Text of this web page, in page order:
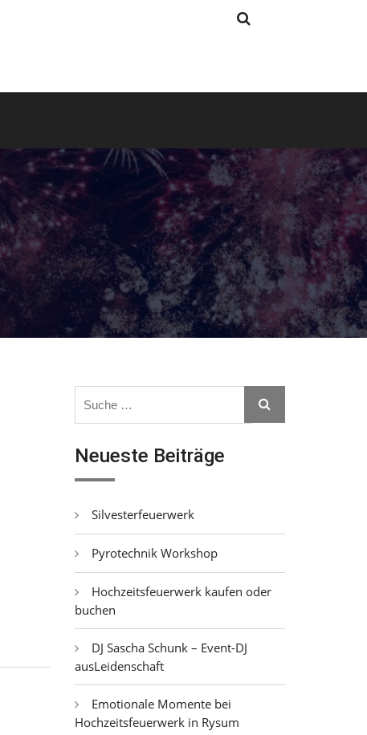
Search
for:
Search
Neueste Beiträge
Silvesterfeuerwerk
Pyrotechnik Workshop
Hochzeitsfeuerwerk kaufen oder
buchen
DJ Sascha Schunk – Event-DJ
ausLeidenschaft
Emotionale Momente bei
Hochzeitsfeuerwerk in Rysum